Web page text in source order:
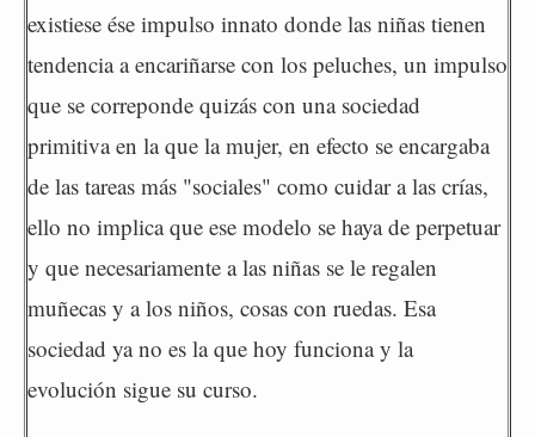
existiese ése impulso innato donde las niñas tienen
tendencia a encariñarse con los peluches, un impulso
que se correponde quizás con una sociedad
primitiva en la que la mujer, en efecto se encargaba
de las tareas más "sociales" como cuidar a las crías,
ello no implica que ese modelo se haya de perpetuar
y que necesariamente a las niñas se le regalen
muñecas y a los niños, cosas con ruedas. Esa
sociedad ya no es la que hoy funciona y la
evolución sigue su curso.